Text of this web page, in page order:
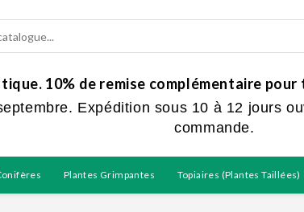
10% de remise complémentaire
Expédition sous 10 à 12 jours
commande.
Plantes Grimpantes Topiaires (plantes Taillées)